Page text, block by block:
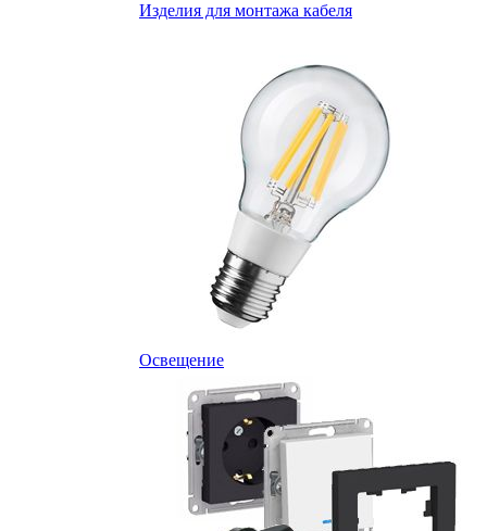
Изделия для монтажа кабеля
Освещение